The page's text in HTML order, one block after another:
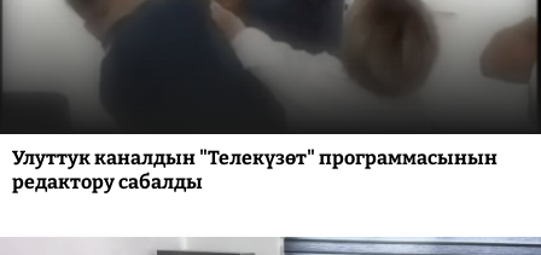
Улуттук каналдын "Телекүзөт" программасынын
редактору сабалды